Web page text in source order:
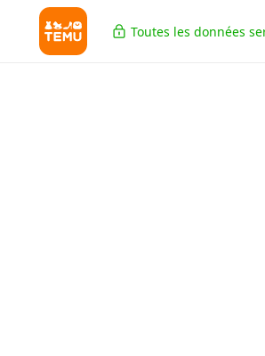
Toutes les données